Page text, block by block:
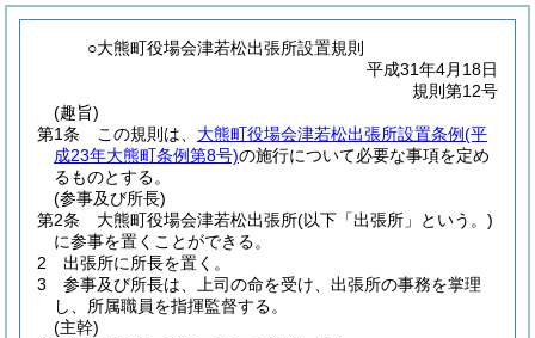
○大熊町役場会津若松出張所設置規則
平成31年4月18日
規則第12号
(趣旨)
第1条
この規則は、 大熊町役場会津若松出張所設置条例(平
成23年大熊町条例第8号)の施行について必要な事項を定め
るものとする。
(参事及び所長)
第2条
大熊町役場会津若松出張所(以下「出張所」という。)
に参事を置くことができる。
2
出張所に所長を置く。
3
参事及び所長は、上司の命を受け、出張所の事務を掌理
し、所属職員を指揮監督する。
(主幹)